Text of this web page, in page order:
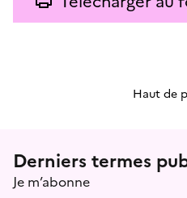
Haut de
Menu prefooter
Derniers termes
Je m’abonne